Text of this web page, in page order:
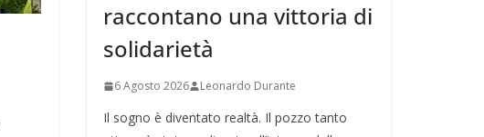
raccontano una vittoria di
solidarietà
6 Agosto 2026 Leonardo Durante
Il sogno è diventato realtà. Il pozzo tanto